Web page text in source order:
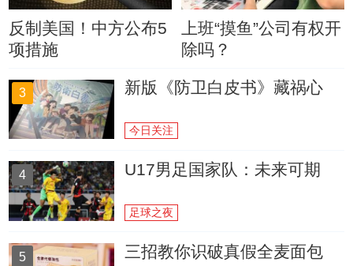
反制美国！中方公布5
项措施
上班“摸鱼”公司有权开
除吗？
3 新版《防卫白皮书》藏祸心
今日关注
4 U17男足国家队：未来可期
足球之夜
5 三招教你识破真假全麦面包